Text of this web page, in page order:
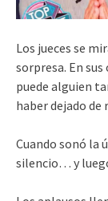
Los jueces se
sorpresa. En
puede alguien
haber dejado de
Cuando sonó la
silencio… y